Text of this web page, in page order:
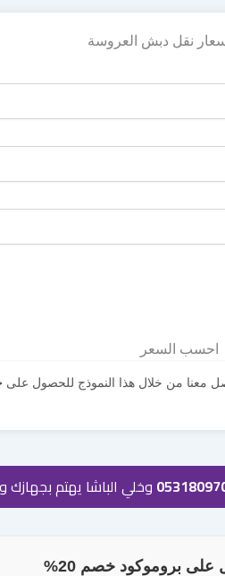
نقل دبش العروسة
احسب السعر
معنا من خلال هذا النموذج للحصول على
وخلي الباشا يهتم بجهازك
على بروموكود خصم 20%